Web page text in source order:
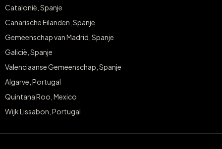
Catalonië, Spanje
Canarische Eilanden, Spanje
Gemeenschap van Madrid, Spanje
Galicië, Spanje
Valenciaanse Gemeenschap, Spanje
Algarve, Portugal
Quintana Roo, Mexico
Wijk Lissabon, Portugal